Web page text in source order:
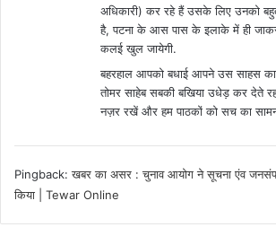
अधिकारी) कर रहे हैं उसके लिए उनको
है, पटना के आस पास के इलाके में ही
कलई खुल जायेगी.
बहरहाल आपको बधाई आपने उस साहस का
तोमर साहेब सबकी बखिया उधेड़ कर देते
नज़र रखें और हम पाठकों को सच का
Pingback:खबर का असर : चुनाव आयोग ने सूचना एंव
किया | Tewar Online